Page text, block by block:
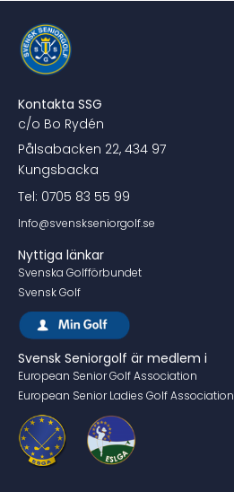
Kontakta SSG
c/o Bo Rydén
Pålsabacken 22, 434 97
Kungsbacka
Tel: 0705 83 55 99
Info@svenskseniorgolf.se
Nyttiga länkar
Svenska Golfförbundet
Svensk Golf
Svensk Seniorgolf är medlem i
European Senior Golf Association
European Senior Ladies Golf Association